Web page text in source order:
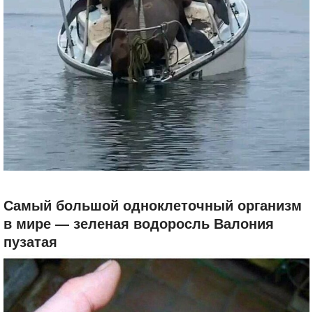
Самый большой одноклеточный организм
в мире — зеленая водоросль Валония
пузатая